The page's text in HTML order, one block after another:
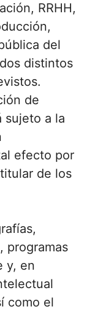
RRHH,
del
distintos
de
sujeto a la
efecto por
de los
programas
y, en
como el